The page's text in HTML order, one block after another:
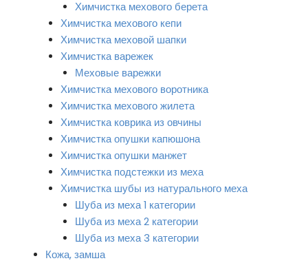
Химчистка мехового берета
Химчистка мехового кепи
Химчистка меховой шапки
Химчистка варежек
Меховые варежки
Химчистка мехового воротника
Химчистка мехового жилета
Химчистка коврика из овчины
Химчистка опушки капюшона
Химчистка опушки манжет
Химчистка подстежки из меха
Химчистка шубы из натурального меха
Шуба из меха 1 категории
Шуба из меха 2 категории
Шуба из меха 3 категории
Кожа, замша